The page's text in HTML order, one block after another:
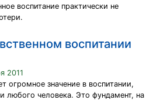
воспитание практически не
воспитании
2011
огромное значение в воспитании,
любого человека. Это фундамент, на